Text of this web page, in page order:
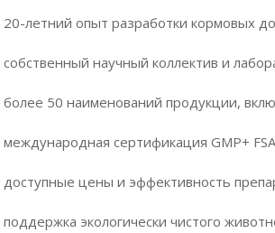
20-летний опыт разработки кормовых
собственный научный коллектив и
более 50 наименований продукции,
международная сертификация GMP+
доступные цены и эффективность
поддержка экологически чистого